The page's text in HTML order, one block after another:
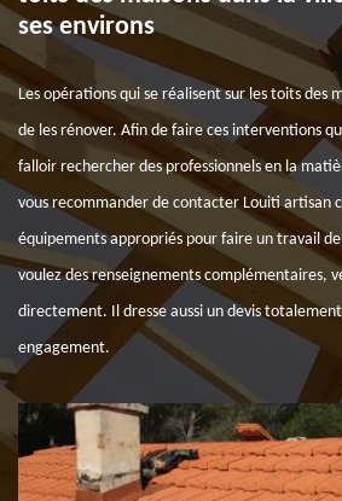
ses environs
Les opérations qui se réalisent sur les toits des
de les rénover. Afin de faire ces interventions
falloir rechercher des professionnels en la
vous recommander de contacter Louiti artisan
équipements appropriés pour faire un travail
voulez des renseignements complémentaires,
directement. Il dresse aussi un devis
engagement.